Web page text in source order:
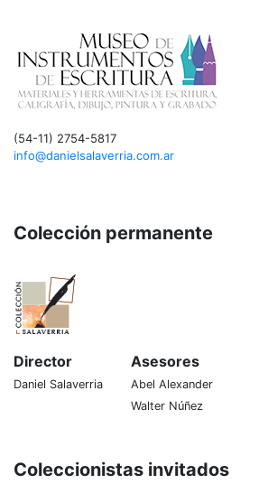
(54-11) 2754-5817
info@danielsalaverria.com.ar
Colección permanente
Director Asesores
Daniel Salaverria
Abel Alexander
Walter Núñez
Coleccionistas invitados